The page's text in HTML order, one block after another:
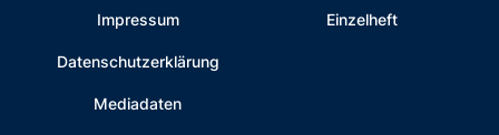
Impressum
Datenschutzerklärung
Mediadaten
Einzelheft